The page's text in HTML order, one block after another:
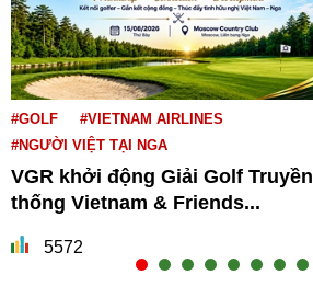
#GOLF
#VIETNAM AIRLINES
#NGƯỜI VIỆT TẠI NGA
VGR khởi động Giải Golf Truyền
thống Vietnam & Friends...
5572